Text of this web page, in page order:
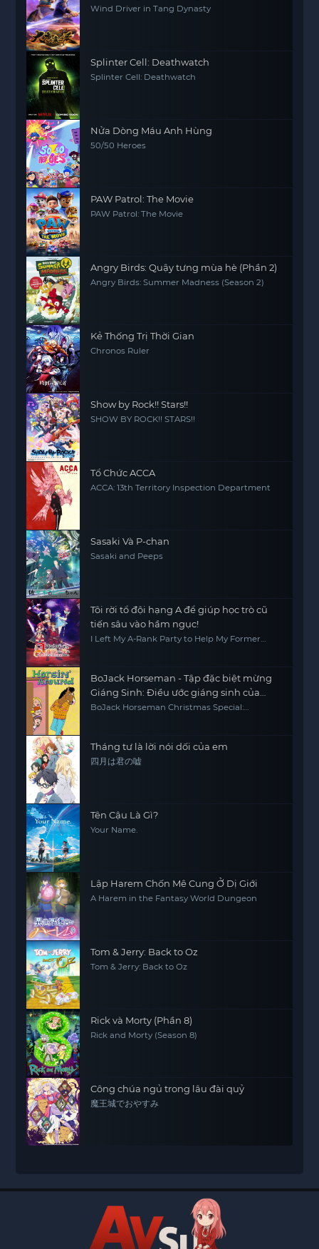
Wind Driver in Tang Dynasty
Splinter Cell: Deathwatch
Splinter Cell: Deathwatch
Nửa Dòng Máu Anh Hùng
50/50 Heroes
PAW Patrol: The Movie
PAW Patrol: The Movie
Angry Birds: Quậy tưng mùa hè (Phần 2)
Angry Birds: Summer Madness (Season 2)
Kẻ Thống Trị Thời Gian
Chronos Ruler
Show by Rock!! Stars!!
SHOW BY ROCK!! STARS!!
Tổ Chức ACCA
ACCA: 13th Territory Inspection Department
Sasaki Và P-chan
Sasaki and Peeps
Tôi rời tổ đội hạng A để giúp học trò cũ
tiến sâu vào hầm ngục!
I Left My A-Rank Party to Help My Former
BoJack Horseman - Tập đặc biệt mừng
Giáng Sinh: Điều ước giáng sinh của
Sabrina
BoJack Horseman Christmas Special:
Tháng tư là lời nói dối của em
四月は君の嘘
Tên Cậu Là Gì?
Your Name.
Lập Harem Chốn Mê Cung Ở Dị Giới
A Harem in the Fantasy World Dungeon
Tom & Jerry: Back to Oz
Tom & Jerry: Back to Oz
Rick và Morty (Phần 8)
Rick and Morty (Season 8)
Công chúa ngủ trong lâu đài quỷ
魔王城でおやすみ